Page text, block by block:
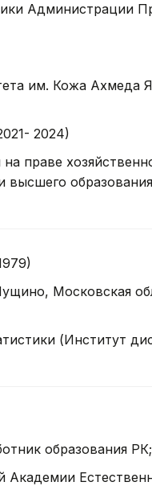
Администрации
им. Кожа Ахмеда
2024)
праве
Московская
(Институт
образования РК;